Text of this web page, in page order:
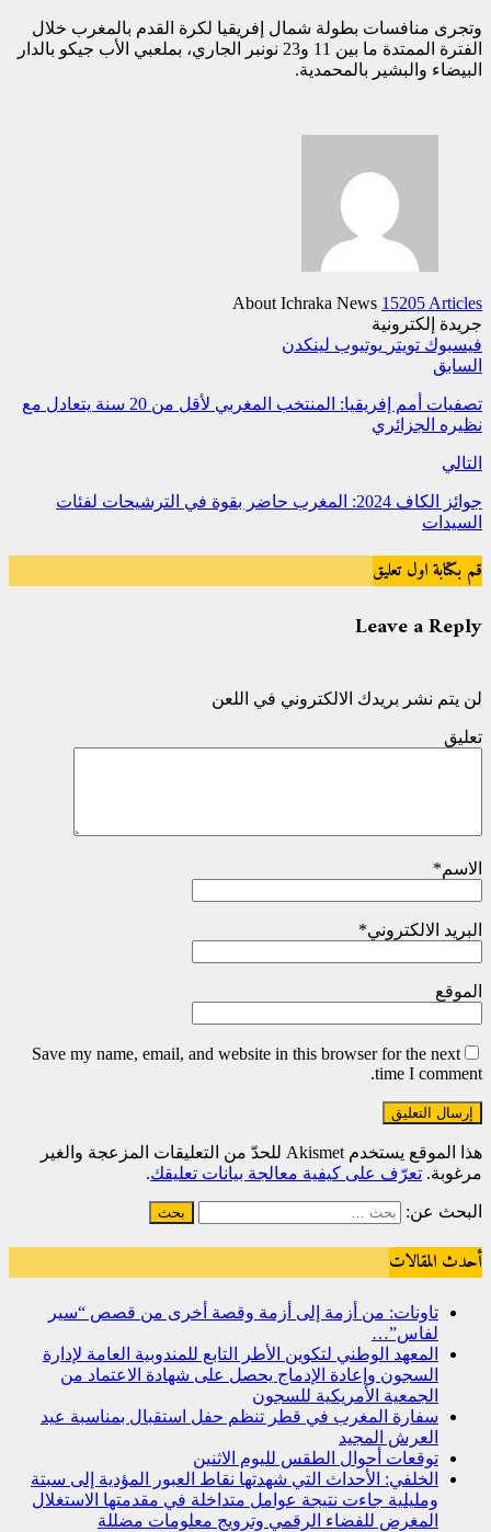
وتجرى منافسات بطولة شمال إفريقيا لكرة القدم بالمغرب خلال
الفترة الممتدة ما بين 11 و23 نونبر الجاري، بملعبي الأب جيكو بالدار
البيضاء والبشير بالمحمدية.
About Ichraka News 15205 Articles
جريدة إلكترونية
فيسبوك تويتر يوتيوب لينكدن
السابق
تصفيات أمم إفريقيا: المنتخب المغربي لأقل من 20 سنة يتعادل مع
نظيره الجزائري
التالي
جوائز الكاف 2024: المغرب حاضر بقوة في الترشيحات لفئات
السيدات
قم بكتابة اول تعليق
Leave a Reply
لن يتم نشر بريدك الالكتروني في اللعن
تعليق
الاسم*
البريد الالكتروني*
الموقع
Save my name, email, and website in this browser for the next
time I comment.
هذا الموقع يستخدم Akismet للحدّ من التعليقات المزعجة والغير
مرغوبة. تعرّف على كيفية معالجة بيانات تعليقك.
البحث عن:
أحدث المقالات
تاونات: من أزمة إلى أزمة وقصة أخرى من قصص “سير
لفاس”…
المعهد الوطني لتكوين الأطر التابع للمندوبية العامة لإدارة
السجون وإعادة الإدماج يحصل على شهادة الاعتماد من
الجمعية الأمريكية للسجون
سفارة المغرب في قطر تنظم حفل استقبال بمناسبة عيد
العرش المجيد
توقعات أحوال الطقس لليوم الاثنين
الخلفي: الأحداث التي شهدتها نقاط العبور المؤدية إلى سبتة
ومليلية جاءت نتيجة عوامل متداخلة في مقدمتها الاستغلال
المغرض للفضاء الرقمي وترويج معلومات مضللة